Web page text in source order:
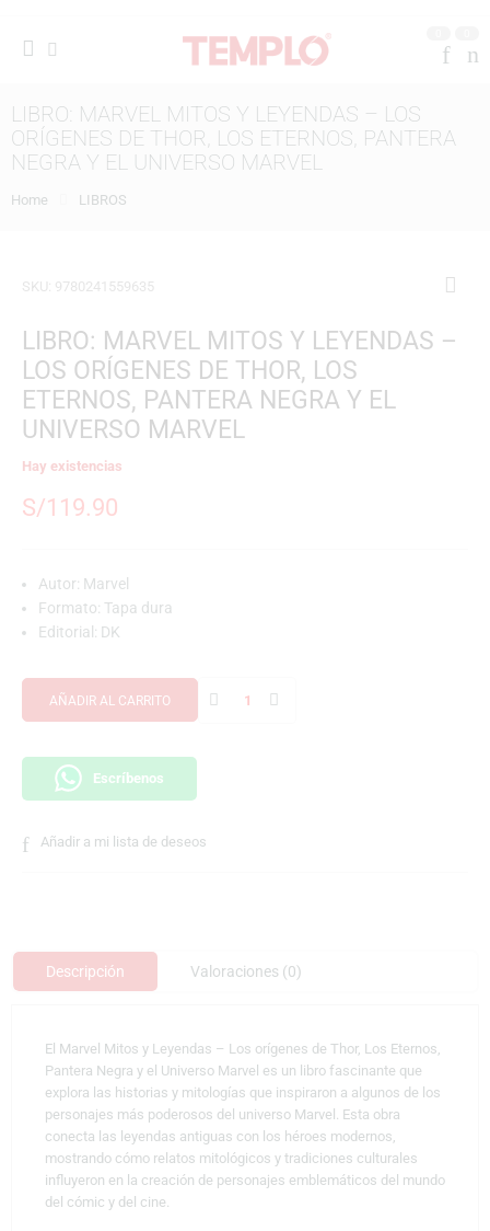
LIBRO: MARVEL MITOS Y LEYENDAS – LOS
ORÍGENES DE THOR, LOS ETERNOS, PANTERA
NEGRA Y EL UNIVERSO MARVEL
Home LIBROS
SKU: 9780241559635
LIBRO: MARVEL MITOS Y LEYENDAS –
LOS ORÍGENES DE THOR, LOS
ETERNOS, PANTERA NEGRA Y EL
UNIVERSO MARVEL
Hay existencias
S/119.90
Autor: Marvel
Formato: Tapa dura
Editorial: DK
AÑADIR AL CARRITO
Escríbenos
Añadir a mi lista de deseos
Descripción Valoraciones (0)
El Marvel Mitos y Leyendas – Los orígenes de Thor, Los Eternos,
Pantera Negra y el Universo Marvel es un libro fascinante que
explora las historias y mitologías que inspiraron a algunos de los
personajes más poderosos del universo Marvel. Esta obra
conecta las leyendas antiguas con los héroes modernos,
mostrando cómo relatos mitológicos y tradiciones culturales
influyeron en la creación de personajes emblemáticos del mundo
del cómic y del cine.